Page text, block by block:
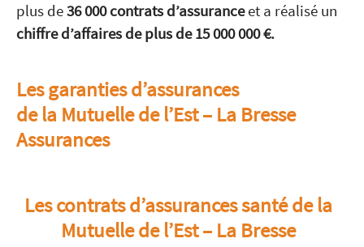
plus de36 000 contrats d’assuranceet a réalisé un
chiffre d’affaires de plus de 15 000 000 €.
Les garanties d’assurances
de la Mutuelle de l’Est – La Bresse
Assurances
Les contrats d’assurances santé de la
Mutuelle de l’Est – La Bresse